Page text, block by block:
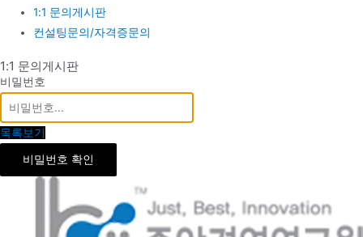
1:1 문의게시판
컨설팅문의/자격증문의
1:1 문의게시판
비밀번호
목록보기
비밀번호 확인